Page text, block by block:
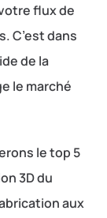
flux de
C’est dans
de la
le marché
le top 5
3D du
aux